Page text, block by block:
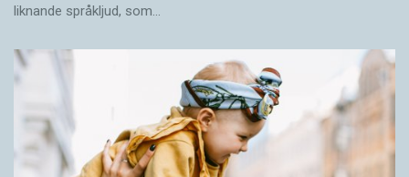
liknande språkljud, som…